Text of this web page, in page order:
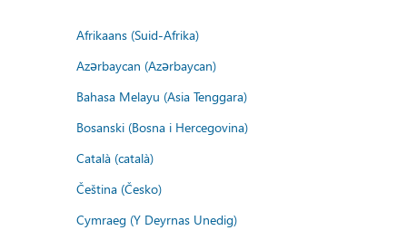
Afrikaans (Suid-Afrika)
Azərbaycan (Azərbaycan)
Bahasa Melayu (Asia Tenggara)
Bosanski (Bosna i Hercegovina)
Català (català)
Čeština (Česko)
Cymraeg (Y Deyrnas Unedig)